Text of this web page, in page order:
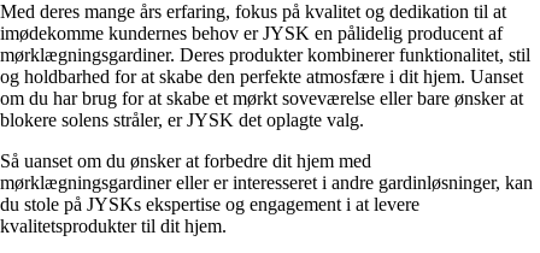
Med deres mange års erfaring, fokus på kvalitet og dedikation til at
imødekomme kundernes behov er JYSK en pålidelig producent af
mørklægningsgardiner. Deres produkter kombinerer funktionalitet, stil
og holdbarhed for at skabe den perfekte atmosfære i dit hjem. Uanset
om du har brug for at skabe et mørkt soveværelse eller bare ønsker at
blokere solens stråler, er JYSK det oplagte valg.
Så uanset om du ønsker at forbedre dit hjem med
mørklægningsgardiner eller er interesseret i andre gardinløsninger, kan
du stole på JYSKs ekspertise og engagement i at levere
kvalitetsprodukter til dit hjem.